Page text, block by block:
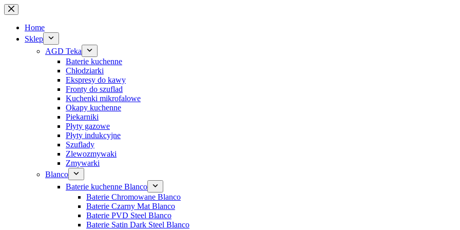
Przejdź
do
treści
Home
Sklep
AGD Teka
Baterie kuchenne
Chłodziarki
Ekspresy do kawy
Fronty do szuflad
Kuchenki mikrofalowe
Okapy kuchenne
Piekarniki
Płyty gazowe
Płyty indukcyjne
Szuflady
Zlewozmywaki
Zmywarki
Blanco
Baterie kuchenne Blanco
Baterie Chromowane Blanco
Baterie Czarny Mat Blanco
Baterie PVD Steel Blanco
Baterie Satin Dark Steel Blanco